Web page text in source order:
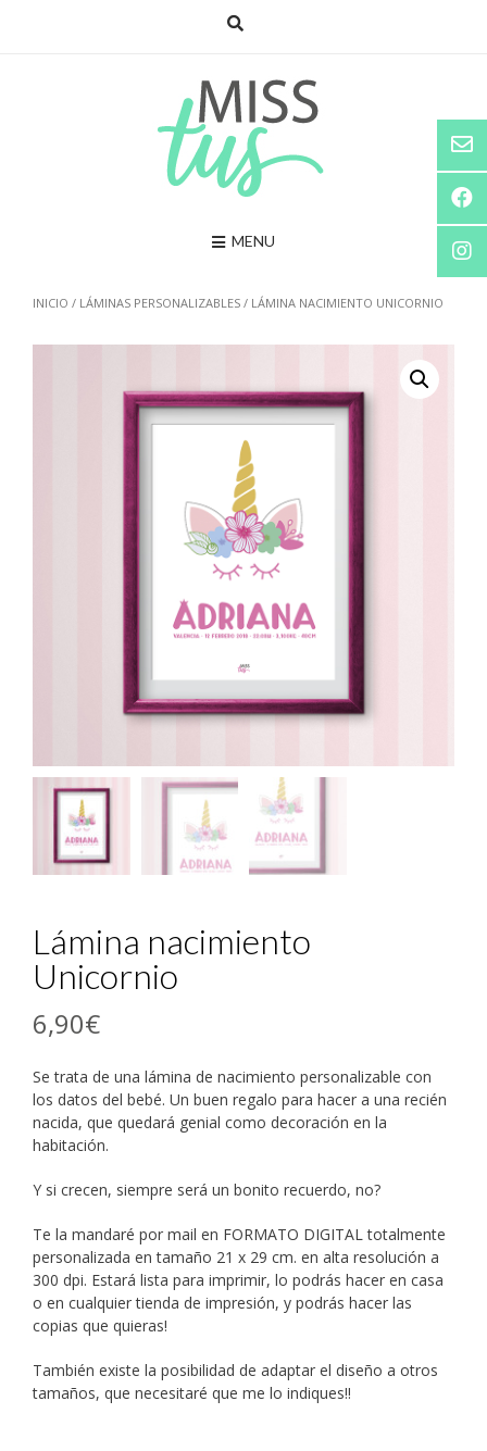
MENU
INICIO / LÁMINAS PERSONALIZABLES / LÁMINA NACIMIENTO UNICORNIO
Lámina nacimiento
Unicornio
6,90€
Se trata de una lámina de nacimiento personalizable con
los datos del bebé. Un buen regalo para hacer a una recién
nacida, que quedará genial como decoración en la
habitación.
Y si crecen, siempre será un bonito recuerdo, no?
Te la mandaré por mail en FORMATO DIGITAL totalmente
personalizada en tamaño 21 x 29 cm. en alta resolución a
300 dpi. Estará lista para imprimir, lo podrás hacer en casa
o en cualquier tienda de impresión, y podrás hacer las
copias que quieras!
También existe la posibilidad de adaptar el diseño a otros
tamaños, que necesitaré que me lo indiques!!